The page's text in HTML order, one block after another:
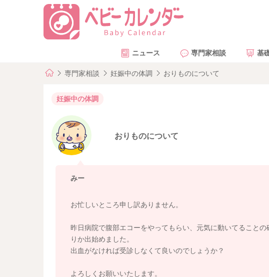
ニュース 専門家相談 基
専門家相談 妊娠中の体調 おりものについて
妊娠中の体調
おりものについて
みー
お忙しいところ申し訳ありません。
昨日病院で腹部エコーをやってもらい、元気に動いてること
りか出始めました。
出血がなければ受診しなくて良いのでしょうか？
よろしくお願いいたします。